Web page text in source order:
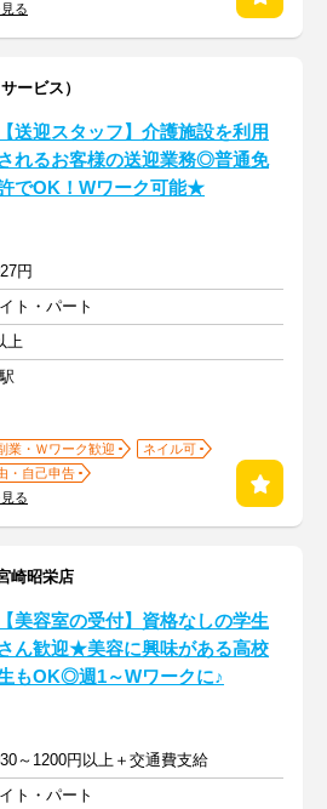
る
ービス）
【送迎スタッフ】介護施設を利用
されるお客様の送迎業務◎普通免
でOK！Wワーク可能★
円
ト・パート
上
業・Ｗワーク歓迎
ネイル可
・自己申告
る
崎昭栄店
【美容室の受付】資格なしの学生
さん歓迎★美容に興味がある高校
もOK◎週1～Wワークに♪
～1200円以上＋交通費支給
ト・パート